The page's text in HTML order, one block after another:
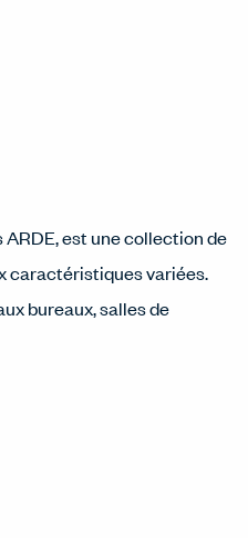
est une collection de
caractéristiques variées.
bureaux, salles de